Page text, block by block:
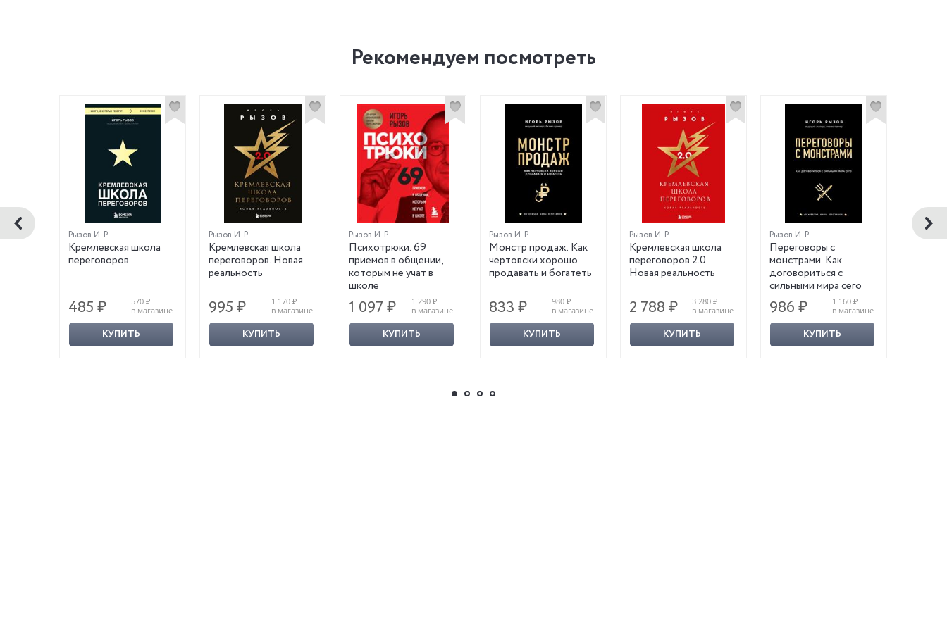
Рекомендуем посмотреть
Рызов И. Р.
Кремлевская школа
переговоров
485 ₽
570 ₽
в магазине
КУПИТЬ
Рызов И. Р.
Кремлевская школа
переговоров. Новая
реальность
995 ₽
1 170 ₽
в магазине
КУПИТЬ
Рызов И. Р.
Психотрюки. 69
приемов в общении,
которым не учат в
школе
1 097 ₽
1 290 ₽
в магазине
КУПИТЬ
Рызов И. Р.
Монстр продаж. Как
чертовски хорошо
продавать и богатеть
833 ₽
980 ₽
в магазине
КУПИТЬ
Рызов И. Р.
Кремлевская школа
переговоров 2.0.
Новая реальность
2 788 ₽
3 280 ₽
в магазине
КУПИТЬ
Рызов И. Р.
Переговоры с
монстрами. Как
договориться с
сильными мира сего
986 ₽
1 160 ₽
в магазине
КУПИТЬ